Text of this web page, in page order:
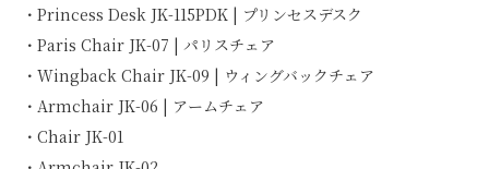
・Princess Desk JK-115PDK | プリンセスデスク
・Paris Chair JK-07 | パリスチェア
・Wingback Chair JK-09 | ウィングバックチェア
・Armchair JK-06 | アームチェア
・Chair JK-01